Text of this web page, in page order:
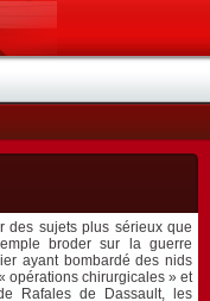
des sujets plus sérieux que
broder sur la guerre
ayant bombardé des nids
opérations chirurgicales » et
Rafales de Dassault, les